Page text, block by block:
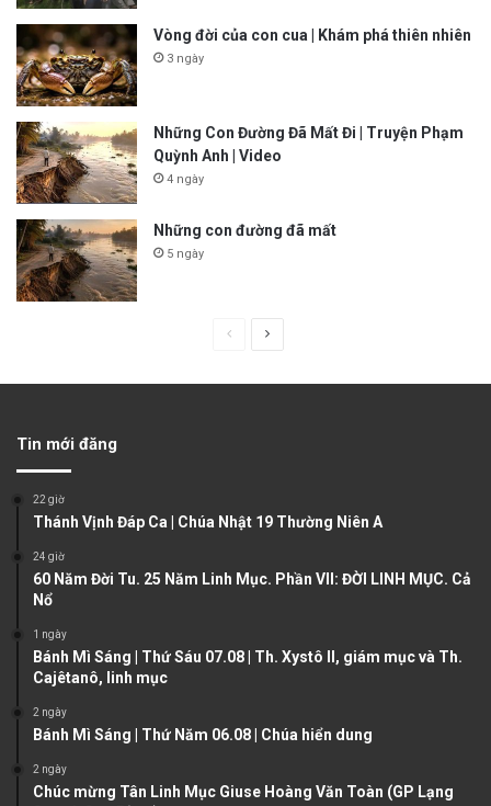
Vòng đời của con cua | Khám phá thiên nhiên
3 ngày
Những Con Đường Đã Mất Đi | Truyện Phạm
Quỳnh Anh | Video
4 ngày
Những con đường đã mất
5 ngày
u
g
Tin mới đăng
22 giờ
Thánh Vịnh Đáp Ca | Chúa Nhật 19 Thường Niên A
24 giờ
60 Năm Đời Tu. 25 Năm Linh Mục. Phần VII: ĐỜI LINH MỤC. Cả
Nổ
1 ngày
Bánh Mì Sáng | Thứ Sáu 07.08 | Th. Xystô II, giám mục và Th.
Cajêtanô, linh mục
2 ngày
Bánh Mì Sáng | Thứ Năm 06.08 | Chúa hiển dung
2 ngày
Chúc mừng Tân Linh Mục Giuse Hoàng Văn Toàn (GP Lạng